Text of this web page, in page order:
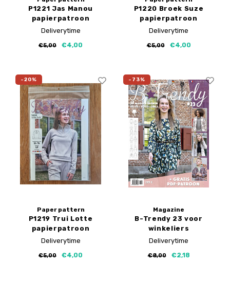
P1221 Jas Manou
papierpatroon
Deliverytime
€5,00 €4,00
P1220 Broek Suze
papierpatroon
Deliverytime
€5,00 €4,00
-20%
Paper pattern
P1219 Trui Lotte
papierpatroon
Deliverytime
€5,00 €4,00
-73%
Magazine
B-Trendy 23 voor
winkeliers
Deliverytime
€8,00 €2,18